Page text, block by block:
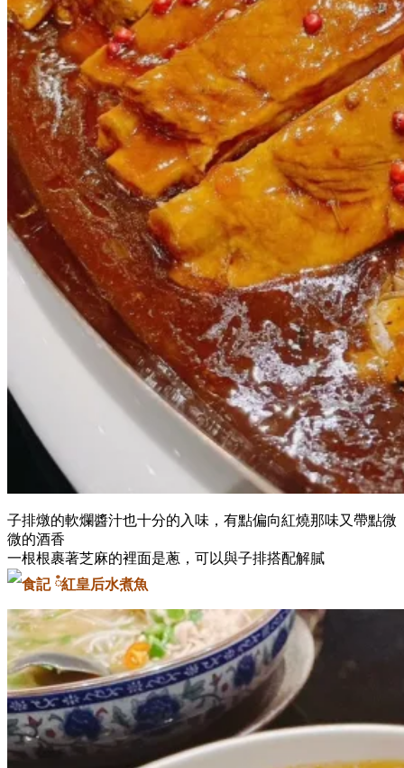
子排燉的軟爛醬汁也十分的入味，有點偏向紅燒那味又帶點微
微的酒香
一根根裹著芝麻的裡面是蔥，可以與子排搭配解膩
水煮魚